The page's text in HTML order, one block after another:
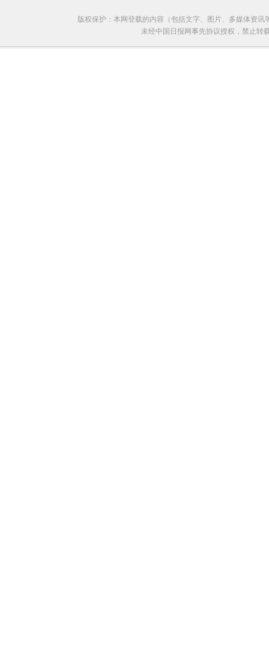
版权保护：本网登载的内容（包括文字、图片、多媒体资
未经中国日报网事先协议授权，禁止转